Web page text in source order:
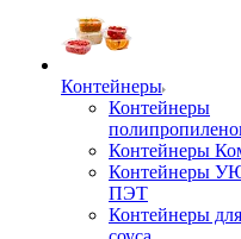
Контейнеры
Контейнеры
Контейнеры
Контейнеры
ПЭТ
Контейнеры для